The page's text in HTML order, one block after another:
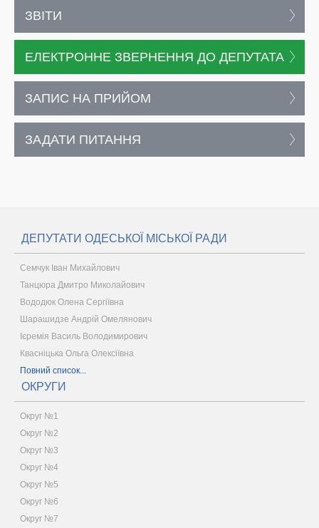
ЗВІТИ
ЕЛЕКТРОННЕ ЗВЕРНЕННЯ ДО ДЕПУТАТА
ЗАПИС НА ПРИЙОМ
ЗАДАТИ ПИТАННЯ
ДЕПУТАТИ ОДЕСЬКОЇ МІСЬКОЇ РАДИ
Семчук Іван Михайлович
Танцюра Дмитро Миколайович
Вододюк Олена Сергіївна
Шарашидзе Андрій Омелянович
Ієремія Василь Володимирович
Квасніцька Ольга Олексіївна
Повний список...
ОКРУГИ
Округ №1
Округ №2
Округ №3
Округ №4
Округ №5
Округ №6
Округ №7